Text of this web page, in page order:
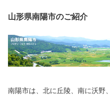
山形県南陽市のご紹介
南陽市は、北に丘陵、南に沃野